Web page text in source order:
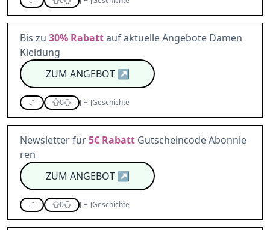
Bis zu 30% Rabattauf aktuelle Angebote Damen
Kleidung
ZUM ANGEBOT↗
0 [+]Geschichte
Newsletter für5€ Rabatt Gutscheincode Abonnie
ren
ZUM ANGEBOT↗
0 [+]Geschichte